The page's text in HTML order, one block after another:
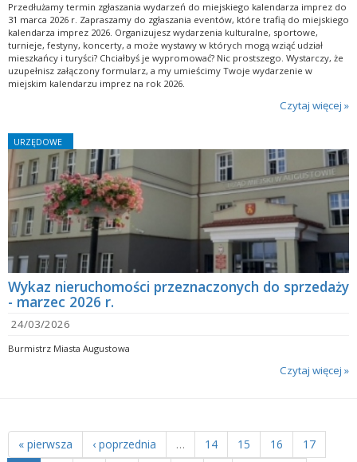
Przedłużamy termin zgłaszania wydarzeń do miejskiego kalendarza imprez do
31 marca 2026 r. Zapraszamy do zgłaszania eventów, które trafią do miejskiego
kalendarza imprez 2026. Organizujesz wydarzenia kulturalne, sportowe,
turnieje, festyny, koncerty, a może wystawy w których mogą wziąć udział
mieszkańcy i turyści? Chciałbyś je wypromować? Nic prostszego. Wystarczy, że
uzupełnisz załączony formularz, a my umieścimy Twoje wydarzenie w
miejskim kalendarzu imprez na rok 2026.
Czytaj więcej »
URZĘDOWE
Wykaz nieruchomości przeznaczonych do sprzedaży
- marzec 2026 r.
24/03/2026
Burmistrz Miasta Augustowa
Czytaj więcej »
« pierwsza ‹ poprzednia … 14 15 16
17